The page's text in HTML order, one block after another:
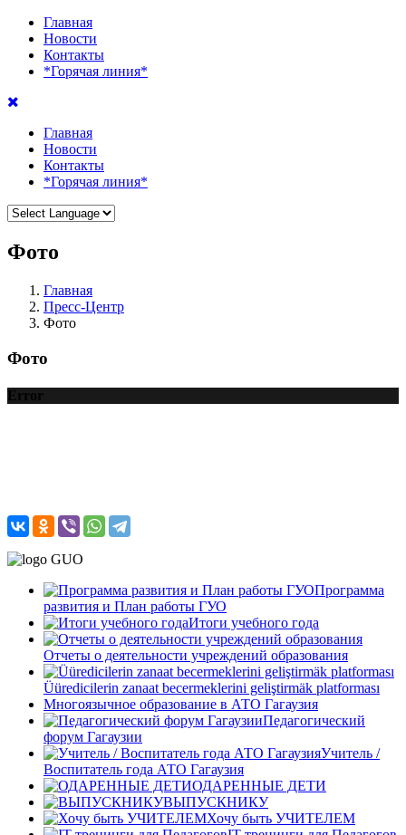
Главная
Новости
Контакты
*Горячая линия*
Главная
Новости
Контакты
*Горячая линия*
Фото
Главная
Пресс-Центр
Фото
Фото
Error
Программа
развития и План работы ГУО
Итоги учебного года
Отчеты о деятельности учреждений образования
Üüredicilerin zanaat becermeklerini geliştirmäk platforması
Многоязычное образование в АТО Гагаузия
Педагогический
форум Гагаузии
Учитель /
Воспитатель года АТО Гагаузия
ОДАРЕННЫЕ ДЕТИ
ВЫПУСКНИКУ
Хочу быть УЧИТЕЛЕМ